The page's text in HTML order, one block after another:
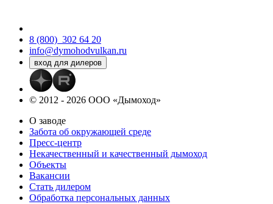
8 (800) 302 64 20
info@dymohodvulkan.ru
© 2012 - 2026 ООО «Дымоход»
О заводе
Забота об окружающей среде
Пресс-центр
Некачественный и качественный дымоход
Объекты
Вакансии
Стать дилером
Обработка персональных данных